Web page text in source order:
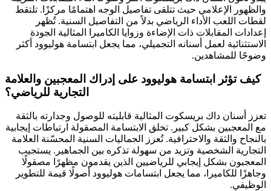
والظهور الإعلامي حيث تتلقى تفاصيل الوجه اهتمامًا مركزًا. تلتقط
لقطات اللعب الأداء الرياضي بدلاً من التفاصيل السنية. تُظهر
إعدادات المقابلات ذات الإضاءة وزوايا الكاميرا المثالية الجودة
الاستثنائية لعمل أسنانه التجميلي، مما يجعل ابتسامة هوليوود أكثر
وضوحًا للمشاهدين.
كيف تؤثر ابتسامة هوليوود على إدراك المعجبين والعلامة
التجارية للرياضي؟
تعزز أسنان داك بريسكوت المثالية قابليته للوصول وجدارته بالثقة
مع المعجبين بشكل كبير. تخلق الابتسامة المصقولة ارتباطات إيجابية
بالنجاح والثقة والاحترافية. تُعزز الجماليات السنية المحسّنة العلامة
التجارية الشخصية وتزيد من سهولة تذكره بين الجماهير. يستجيب
المعجبون بشكل إيجابي للرياضيين الذين يقدمون مظهرًا مصقولًا
وجاهزًا للكاميرا، مما يجعل ابتسامات هوليوود أصولًا قيمة للتطوير
الوظيفي.